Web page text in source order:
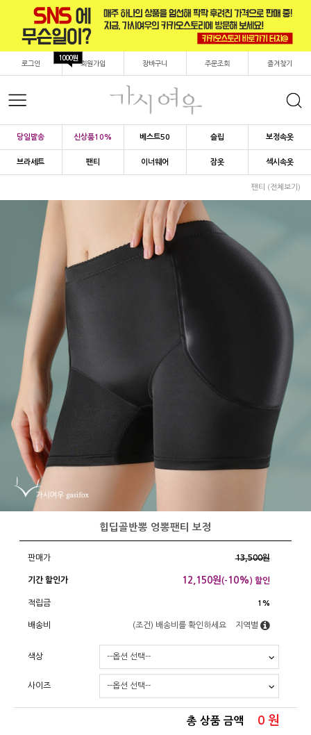
로그인 회원가입
1000원
장바구니 주문조회 즐겨찾기
당일발송 신상품10% 베스트50 슬립 보정속옷
브라세트 팬티 이너웨어 잠옷 섹시속옷
팬티 (전체보기)
힙딥골반뽕 엉뽕팬티 보정
판매가 13,500원
기간 할인가 12,150원(- 10%) 할인
적립금 1%
배송비 (조건) 배송비를 확인하세요 지역별
색상
사이즈
총 상품 금액 0 원